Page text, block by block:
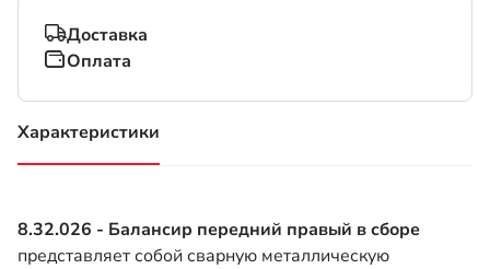
Доставка
Оплата
Характеристики
(активная вкладка)
8.32.026 - Балансир передний правый в сборе
представляет собой сварную металлическую